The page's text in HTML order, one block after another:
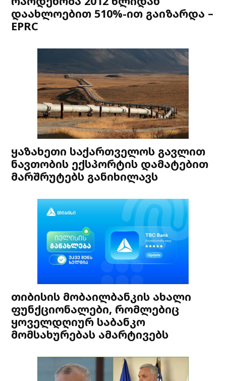
დაახლოებით 510%-ით გაიზარდა –
EPRC
ყაზახეთი საქართველოს გავლით
ნავთობის ექსპორტის დამატებით
მარშრუტებს განიხილავს
თიბისის მობაილბანკის ახალი
ფუნქციონალები, რომლებიც
ყოველდღიურ საბანკო
მომსახურებას ამარტივებს